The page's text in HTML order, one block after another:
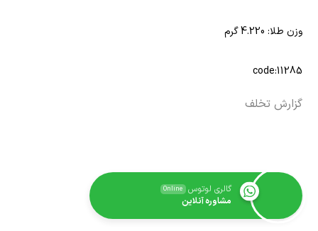
وزن طلا: 4.220 گرم
code:11285
گزارش تخلف
گالری لوتوس Online
مشاوره آنلاین